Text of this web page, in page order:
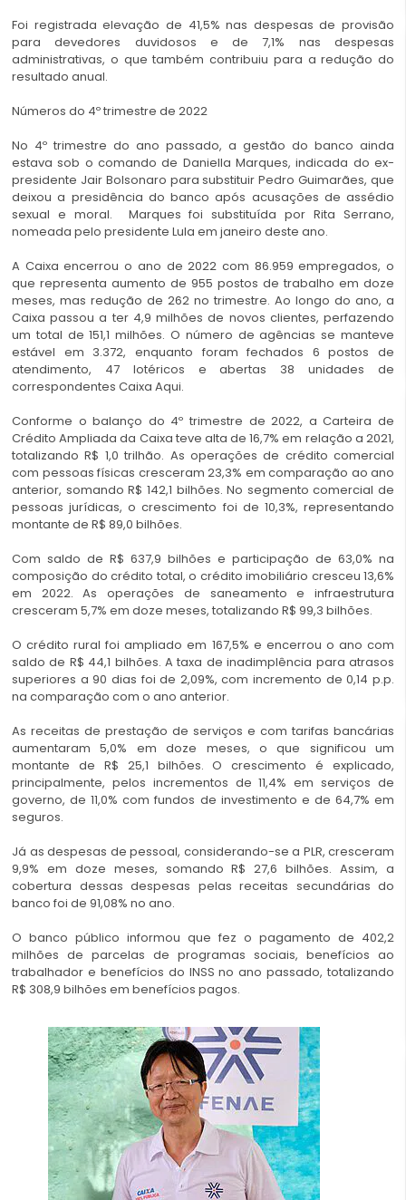
Foi registrada elevação de 41,5% nas despesas de provisão
para devedores duvidosos e de 7,1% nas despesas
administrativas, o que também contribuiu para a redução do
resultado anual.
Números do 4º trimestre de 2022
No 4º trimestre do ano passado, a gestão do banco ainda
estava sob o comando de Daniella Marques, indicada do ex-
presidente Jair Bolsonaro para substituir Pedro Guimarães, que
deixou a presidência do banco após acusações de assédio
sexual e moral. Marques foi substituída por Rita Serrano,
nomeada pelo presidente Lula em janeiro deste ano.
A Caixa encerrou o ano de 2022 com 86.959 empregados, o
que representa aumento de 955 postos de trabalho em doze
meses, mas redução de 262 no trimestre. Ao longo do ano, a
Caixa passou a ter 4,9 milhões de novos clientes, perfazendo
um total de 151,1 milhões. O número de agências se manteve
estável em 3.372, enquanto foram fechados 6 postos de
atendimento, 47 lotéricos e abertas 38 unidades de
correspondentes Caixa Aqui.
Conforme o balanço do 4º trimestre de 2022, a Carteira de
Crédito Ampliada da Caixa teve alta de 16,7% em relação a 2021,
totalizando R$ 1,0 trilhão. As operações de crédito comercial
com pessoas físicas cresceram 23,3% em comparação ao ano
anterior, somando R$ 142,1 bilhões. No segmento comercial de
pessoas jurídicas, o crescimento foi de 10,3%, representando
montante de R$ 89,0 bilhões.
Com saldo de R$ 637,9 bilhões e participação de 63,0% na
composição do crédito total, o crédito imobiliário cresceu 13,6%
em 2022. As operações de saneamento e infraestrutura
cresceram 5,7% em doze meses, totalizando R$ 99,3 bilhões.
O crédito rural foi ampliado em 167,5% e encerrou o ano com
saldo de R$ 44,1 bilhões. A taxa de inadimplência para atrasos
superiores a 90 dias foi de 2,09%, com incremento de 0,14 p.p.
na comparação com o ano anterior.
As receitas de prestação de serviços e com tarifas bancárias
aumentaram 5,0% em doze meses, o que significou um
montante de R$ 25,1 bilhões. O crescimento é explicado,
principalmente, pelos incrementos de 11,4% em serviços de
governo, de 11,0% com fundos de investimento e de 64,7% em
seguros.
Já as despesas de pessoal, considerando-se a PLR, cresceram
9,9% em doze meses, somando R$ 27,6 bilhões. Assim, a
cobertura dessas despesas pelas receitas secundárias do
banco foi de 91,08% no ano.
O banco público informou que fez o pagamento de 402,2
milhões de parcelas de programas sociais, benefícios ao
trabalhador e benefícios do INSS no ano passado, totalizando
R$ 308,9 bilhões em benefícios pagos.